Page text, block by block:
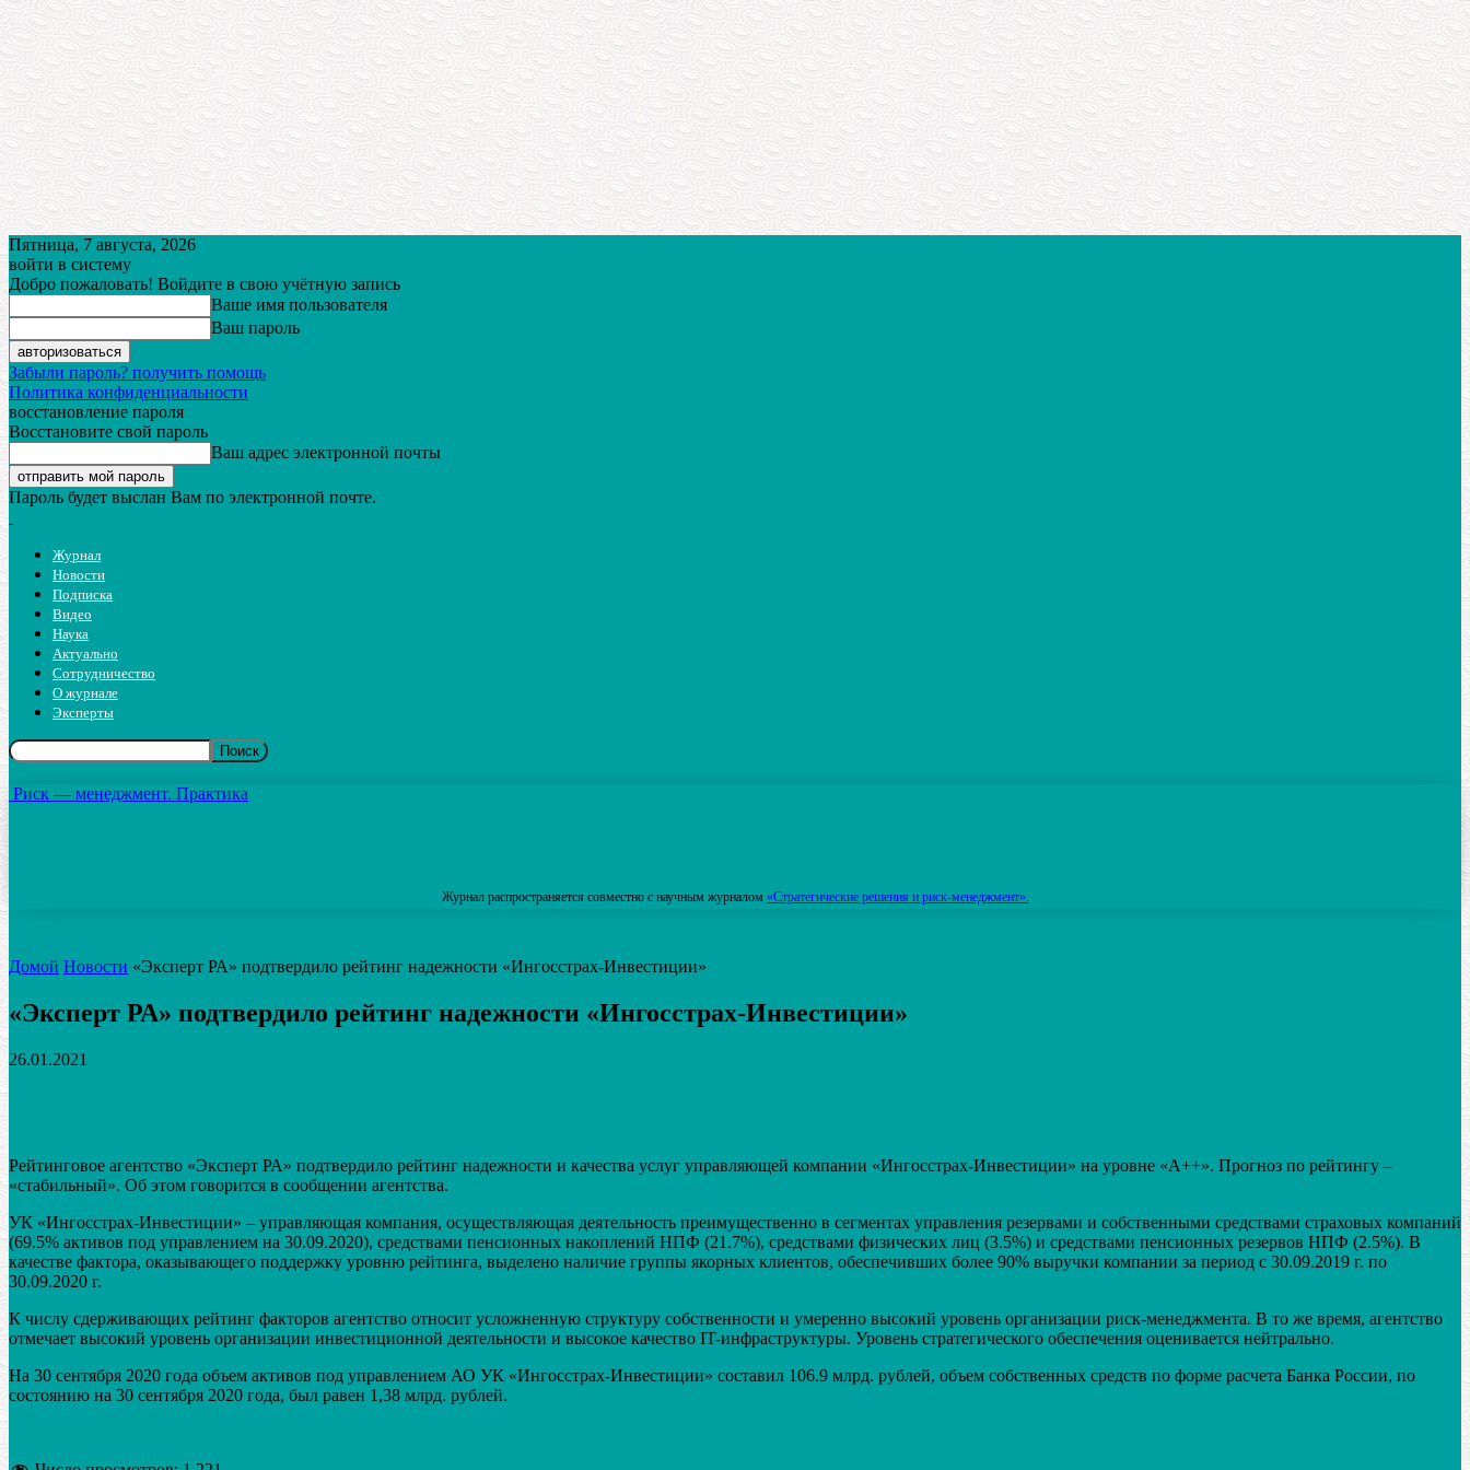
Пятница, 7 августа, 2026
войти в систему
Добро пожаловать! Войдите в свою учётную запись
Ваше имя пользователя
Ваш пароль
Забыли пароль? получить помощь
Политика конфиденциальности
восстановление пароля
Восстановите свой пароль
Ваш адрес электронной почты
Пароль будет выслан Вам по электронной почте.
Журнал
Новости
Подписка
Видео
Наука
Актуально
Сотрудничество
О журнале
Эксперты
Риск — менеджмент. Практика
Журнал распространяется совместно с научным журналом «Стратегические решения и риск-менеджмент».
Домой Новости «Эксперт РА» подтвердило рейтинг надежности «Ингосстрах-Инвестиции»
«Эксперт РА» подтвердило рейтинг надежности «Ингосстрах-Инвестиции»
26.01.2021
Рейтинговое агентство «Эксперт РА» подтвердило рейтинг надежности и качества услуг управляющей компании «Ингосстрах-Инвестиции» на уровне «А++». Прогноз по рейтингу –
«стабильный». Об этом говорится в сообщении агентства.
УК «Ингосстрах-Инвестиции» – управляющая компания, осуществляющая деятельность преимущественно в сегментах управления резервами и собственными средствами страховых компаний
(69.5% активов под управлением на 30.09.2020), средствами пенсионных накоплений НПФ (21.7%), средствами физических лиц (3.5%) и средствами пенсионных резервов НПФ (2.5%). В
качестве фактора, оказывающего поддержку уровню рейтинга, выделено наличие группы якорных клиентов, обеспечивших более 90% выручки компании за период с 30.09.2019 г. по
30.09.2020 г.
К числу сдерживающих рейтинг факторов агентство относит усложненную структуру собственности и умеренно высокий уровень организации риск-менеджмента. В то же время, агентство
отмечает высокий уровень организации инвестиционной деятельности и высокое качество IT-инфраструктуры. Уровень стратегического обеспечения оценивается нейтрально.
На 30 сентября 2020 года объем активов под управлением АО УК «Ингосстрах-Инвестиции» составил 106.9 млрд. рублей, объем собственных средств по форме расчета Банка России, по
состоянию на 30 сентября 2020 года, был равен 1,38 млрд. рублей.